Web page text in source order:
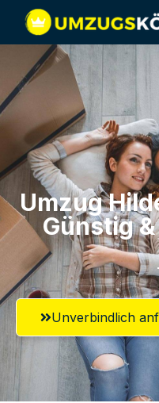
Umzug
Günstig
Unverbindlich